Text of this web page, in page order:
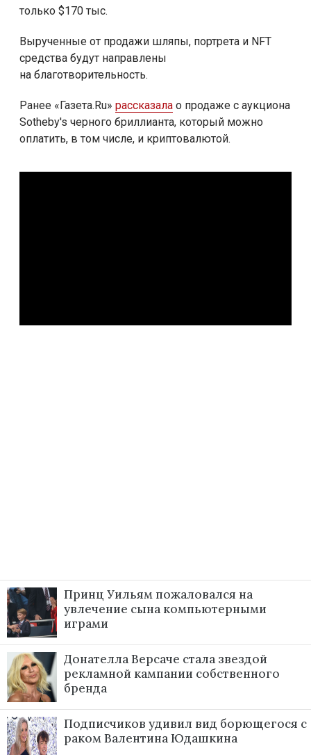
Принц Уильям пожаловался на
увлечение сына компьютерными
играми
Донателла Версаче стала звездой
рекламной кампании собственного
бренда
Подписчиков удивил вид борющегося с
раком Валентина Юдашкина